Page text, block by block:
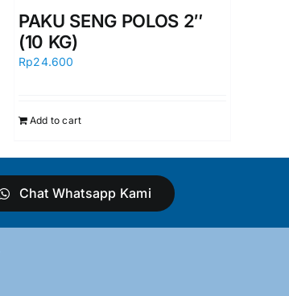
PAKU SENG POLOS 2″
(10 KG)
Rp24.600
Add to cart
Chat Whatsapp Kami